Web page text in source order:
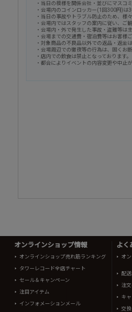
・当日の模様を関係会社・並びにマスコ
・会場内のコインロッカー(1回300円)は
・当日の事故やトラブル防止のため、様
・会場内ではスタッフの案内に従い、ご
・会場内・外で発生した事故・盗難等は
・会場までの交通費・宿泊費等はお客様
・対象商品の不良品以外での返品・返金
・会場周辺での徹夜等の行為は、固くお
・店内での飲食は禁止となっております。
・都合によりイベントの内容変更や中止
オンラインショップ情報
オンラインショップ売れ筋ランキング
タワーレコード全店チャート
セール＆キャンペーン
注目アイテム
インフォメーションメール
よく
オ
配
注
キ
交